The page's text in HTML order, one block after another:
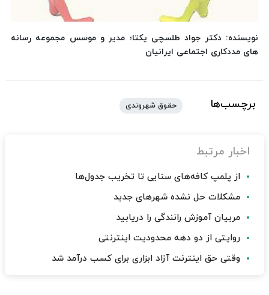
نویسنده: دکتر جواد طلسچی یکتا؛ مدیر و موسس مجموعه رسانه
های مددکاری اجتماعی ایرانیان
برچسب‌ها حقوق شهروندی
اخبار مرتبط
از پلمپ کافه‌های سنایی تا تخریب جدول‌ها
مشکلات حل نشده شهرهای جدید
مربیان آموزش رانندگی را دریابید
روایتی از دو دهه محدودیت اینترنتی
وقتی حق اینترنت آزاد ابزاری برای کسب درآمد شد